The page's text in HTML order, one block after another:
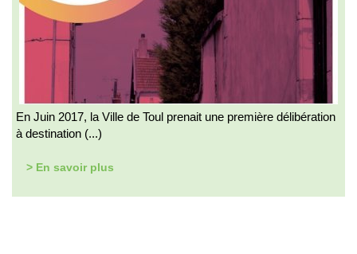
En Juin 2017, la Ville de Toul prenait une première délibération
à destination (...)
> En savoir plus